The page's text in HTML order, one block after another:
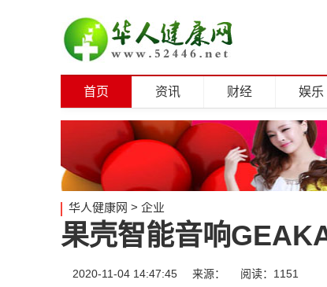
首页 资讯 财经 娱乐
华人健康网 > 企业
果壳智能音响
2020-11-04 14:47:45 来源： 阅读：1151